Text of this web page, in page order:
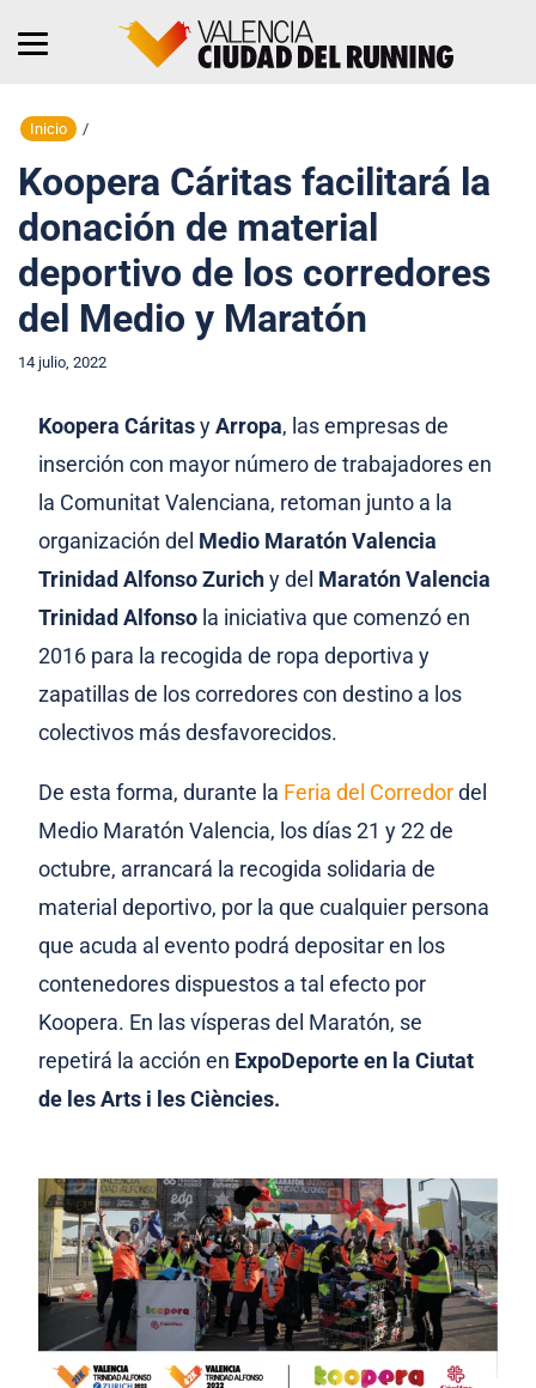
Inicio /
Koopera Cáritas facilitará la
donación de material
deportivo de los corredores
del Medio y Maratón
14 julio, 2022
Koopera CáritasyArropa, las empresas de
inserción con mayor número de trabajadores en
la Comunitat Valenciana, retoman junto a la
organización del Medio Maratón Valencia
Trinidad Alfonso Zurichy del Maratón Valencia
Trinidad Alfonso la iniciativa que comenzó en
2016 para la recogida de ropa deportiva y
zapatillas de los corredores con destino a los
colectivos más desfavorecidos.
De esta forma, durante la Feria del Corredordel
Medio Maratón Valencia, los días 21 y 22 de
octubre, arrancará la recogida solidaria de
material deportivo, por la que cualquier persona
que acuda al evento podrá depositar en los
contenedores dispuestos a tal efecto por
Koopera. En las vísperas del Maratón, se
repetirá la acción en ExpoDeporte en la Ciutat
de les Arts i les Ciències.